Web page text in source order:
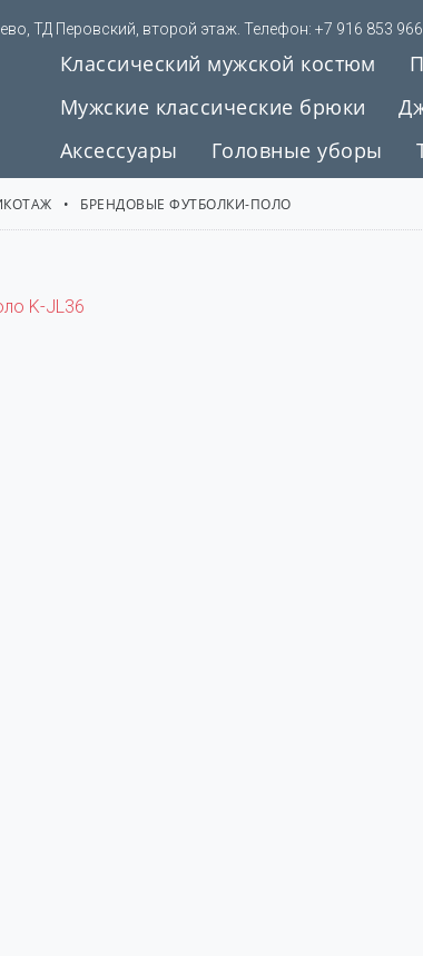
ТД Перовский, второй этаж. Телефон: +7 916 853
Классический мужской костюм
Мужские классические брюки
Аксессуары
Головные уборы
БРЕНДОВЫЕ ФУТБОЛКИ-ПОЛО